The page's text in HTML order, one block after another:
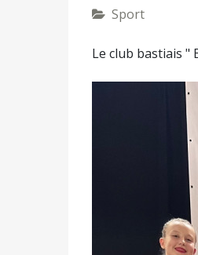
Sport
Le club bastiais "